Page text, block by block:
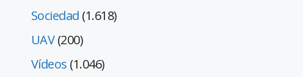
Sociedad (1.618)
UAV(200)
Vídeos (1.046)